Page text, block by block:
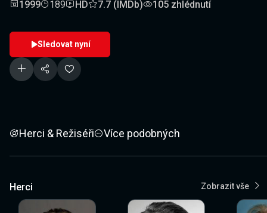
1999 189 HD 7.7 (IMDb) 105 zhlédnutí
Sledovat nyní
Herci & Režiséři Více podobných
Herci Zobrazit vše